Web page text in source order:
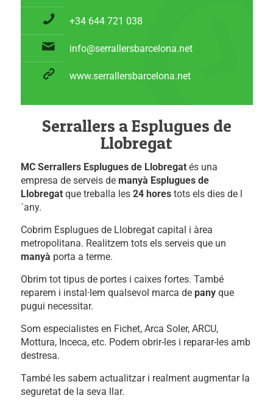
+34 644 721 038
info@serrallersbarcelona.net
www.serrallersbarcelona.net
Serrallers a Esplugues de
Llobregat
MC Serrallers Esplugues de Llobregatés una
empresa de serveis de manyà Esplugues de
Llobregatque treballa les 24 horestots els dies de l
´any.
Cobrim Esplugues de Llobregat capital i àrea
metropolitana. Realitzem tots els serveis que un
manyà porta a terme.
Obrim tot tipus de portes i caixes fortes. També
reparem i instal·lem qualsevol marca de panyque
pugui necessitar.
Som especialistes en Fichet, Arca Soler, ARCU,
Mottura, Inceca, etc. Podem obrir-les i reparar-les amb
destresa.
També les sabem actualitzar i realment augmentar la
seguretat de la seva llar.